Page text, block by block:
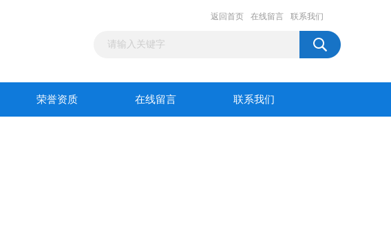
返回首页 在线留言 联系我们
荣誉资质 在线留言 联系我们